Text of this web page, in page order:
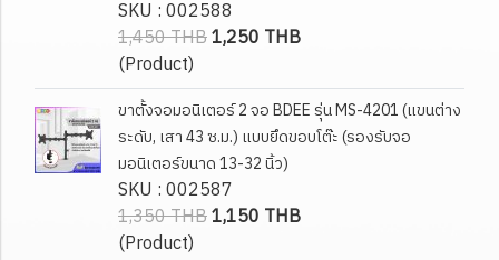
SKU : 002588
1,450 THB1,250 THB
(Product)
ขาตั้งจอมอนิเตอร์ 2 จอ BDEE รุ่น MS-4201 (แขนต่าง
ระดับ, เสา 43 ซ.ม.) แบบยึดขอบโต๊ะ (รองรับจอ
มอนิเตอร์ขนาด 13-32 นิ้ว)
SKU : 002587
1,350 THB1,150 THB
(Product)